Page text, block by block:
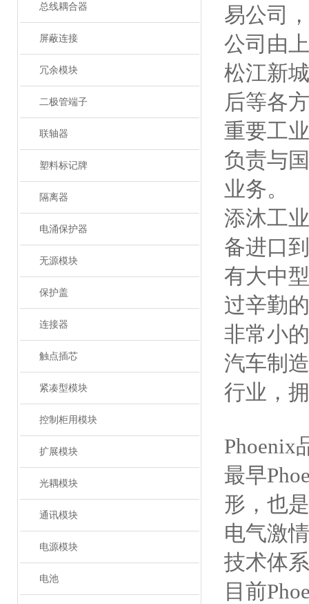
总线耦合器
屏蔽连接
冗余模块
二极管端子
联轴器
塑料标记牌
隔离器
电涌保护器
无源模块
保护盖
连接器
触点插芯
紧凑型模块
控制柜用模块
扩展模块
光耦模块
通讯模块
电源模块
电池
易公司
公司由
松江新
后等各
重要工
负责与
业务。
添沐工
备进口
有大中
过辛勤
非常小
汽车制
行业，
Phoenix
最早
形，也
电气激
技术体
目前